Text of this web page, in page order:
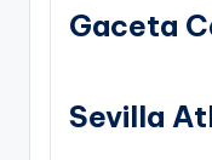
Gaceta
Sevilla